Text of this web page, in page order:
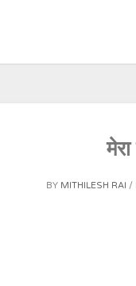
BY MITHILESH RAI